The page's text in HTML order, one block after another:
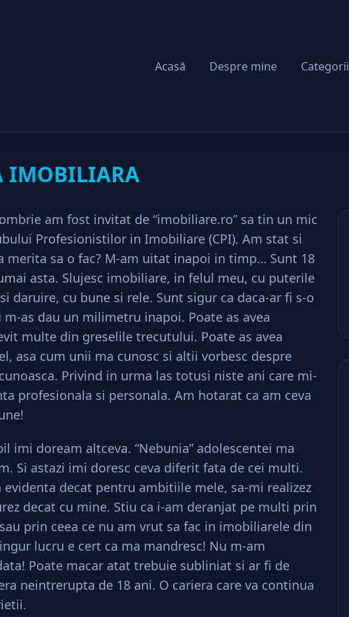
Acasă Despre mine Categorii
IMOBILIARA
am fost invitat de “imobiliare.ro” sa tin un mic
Profesionistilor in Imobiliare (CPI). Am stat si
merita sa o fac? M-am uitat inapoi in timp… Sunt 18
asta. Slujesc imobiliare, in felul meu, cu puterile
daruire, cu bune si rele. Sunt sigur ca daca-ar fi s-o
m-as dau un milimetru inapoi. Poate as avea
multe din greselile trecutului. Poate as avea
asa cum unii ma cunosc si altii vorbesc despre
Privind in urma las totusi niste ani care mi-
profesionala si personala. Am hotarat ca am ceva
imi doream altceva. “Nebunia” adolescentei ma
Si astazi imi doresc ceva diferit fata de cei multi.
evidenta decat pentru ambitiile mele, sa-mi realizez
decat cu mine. Stiu ca i-am deranjat pe multi prin
prin ceea ce nu am vrut sa fac in imobiliarele din
lucru e cert ca ma mandresc! Nu m-am
Poate macar atat trebuie subliniat si ar fi de
neintrerupta de 18 ani. O cariera care va continua